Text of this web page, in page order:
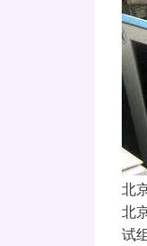
北
北
试